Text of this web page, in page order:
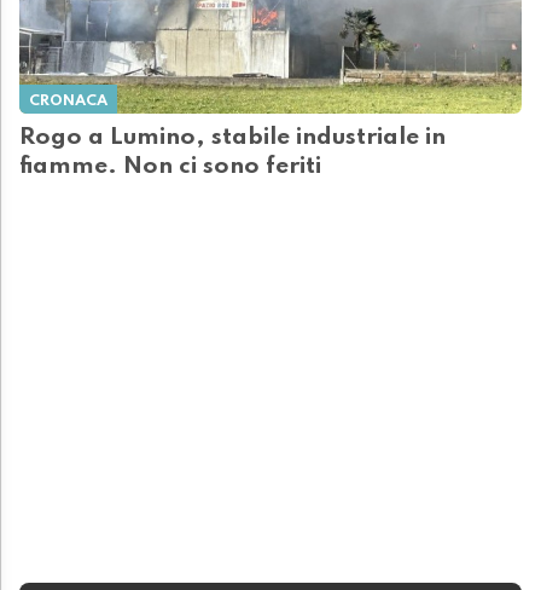
CRONACA
Rogo a Lumino, stabile industriale in
fiamme. Non ci sono feriti